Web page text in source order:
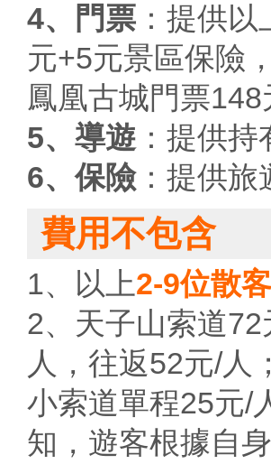
4、門票 ：提供
元+5元景區保險
鳳凰古城門票148
5、導遊 ：提供
6、保險：提供旅
費用不包含
1、以上2-9位散
2、天子山索道
人，往返52元/人
小索道單程25元/
知，遊客根據自